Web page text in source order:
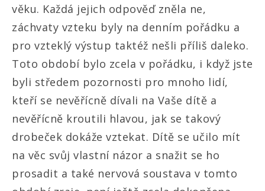
věku. Každá jejich odpověď zněla ne,
záchvaty vzteku byly na denním pořádku a
pro vzteklý výstup taktéž nešli příliš daleko.
Toto období bylo zcela v pořádku, i když jste
byli středem pozornosti pro mnoho lidí,
kteří se nevěřícně dívali na Vaše dítě a
nevěřícně kroutili hlavou, jak se takový
drobeček dokáže vztekat. Dítě se učilo mít
na věc svůj vlastní názor a snažit se ho
prosadit a také nervová soustava v tomto